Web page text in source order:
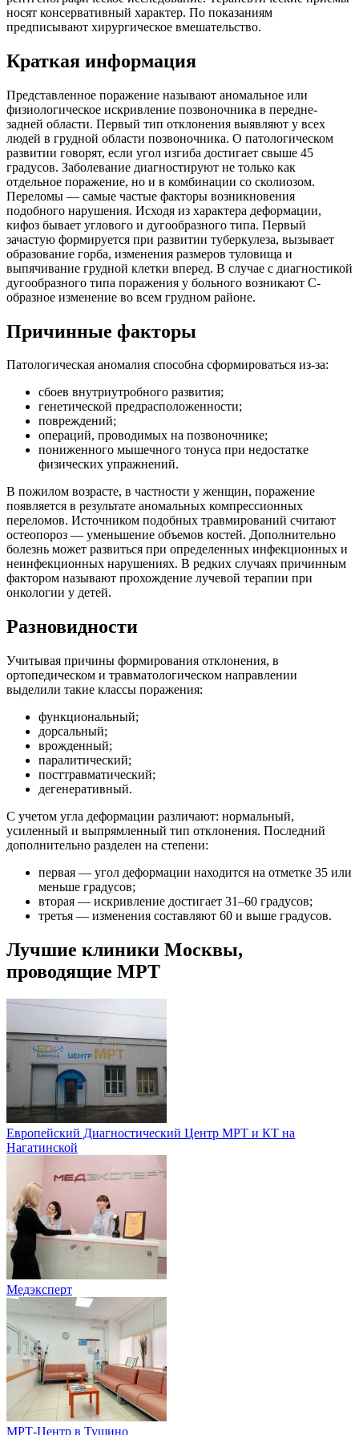
носят консервативный характер. По показаниям
предписывают хирургическое вмешательство.
Краткая информация
Представленное поражение называют аномальное или
физиологическое искривление позвоночника в передне-
задней области. Первый тип отклонения выявляют у всех
людей в грудной области позвоночника. О патологическом
развитии говорят, если угол изгиба достигает свыше 45
градусов. Заболевание диагностируют не только как
отдельное поражение, но и в комбинации со сколиозом.
Переломы — самые частые факторы возникновения
подобного нарушения. Исходя из характера деформации,
кифоз бывает углового и дугообразного типа. Первый
зачастую формируется при развитии туберкулеза, вызывает
образование горба, изменения размеров туловища и
выпячивание грудной клетки вперед. В случае с диагностикой
дугообразного типа поражения у больного возникают С-
образное изменение во всем грудном районе.
Причинные факторы
Патологическая аномалия способна сформироваться из-за:
сбоев внутриутробного развития;
генетической предрасположенности;
повреждений;
операций, проводимых на позвоночнике;
пониженного мышечного тонуса при недостатке
физических упражнений.
В пожилом возрасте, в частности у женщин, поражение
появляется в результате аномальных компрессионных
переломов. Источником подобных травмирований считают
остеопороз — уменьшение объемов костей. Дополнительно
болезнь может развиться при определенных инфекционных и
неинфекционных нарушениях. В редких случаях причинным
фактором называют прохождение лучевой терапии при
онкологии у детей.
Разновидности
Учитывая причины формирования отклонения, в
ортопедическом и травматологическом направлении
выделили такие классы поражения:
функциональный;
дорсальный;
врожденный;
паралитический;
посттравматический;
дегенеративный.
С учетом угла деформации различают: нормальный,
усиленный и выпрямленный тип отклонения. Последний
дополнительно разделен на степени:
первая — угол деформации находится на отметке 35 или
меньше градусов;
вторая — искривление достигает 31–60 градусов;
третья — изменения составляют 60 и выше градусов.
Лучшие клиники Москвы,
проводящие МРТ
Европейский Диагностический Центр МРТ и КТ на
Нагатинской
Медэксперт
МРТ-Центр в Тушино